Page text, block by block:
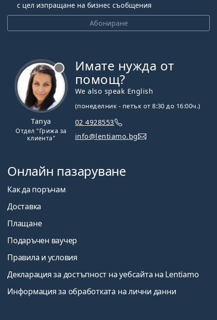
Абониране
с цел изпращане на бизнес съобщения
Tanya
Отдел "Грижа за
клиента"
Имате нужда от
помощ?
We also speak English
(понеделник - петък от 8:30 до 16:00ч.)
02 4928553
info@lentiamo.bg
Онлайн пазаруване
Как да поръчам
Доставка
Плащане
Подаръчен ваучер
Правила и условия
Декларация за достъпност на уебсайта на Lentiamo
Информация за обработката на лични данни